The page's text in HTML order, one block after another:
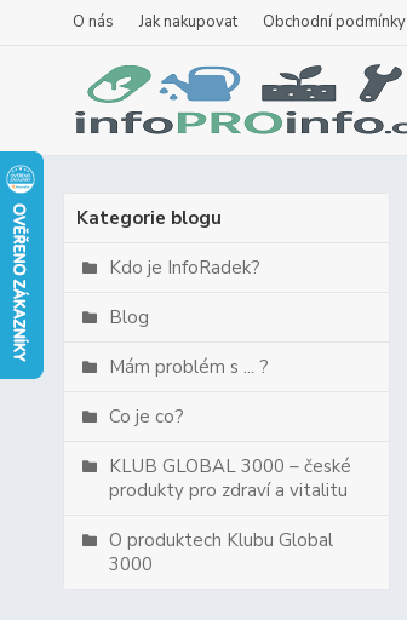
O nás Jak nakupovat Obchodní podmínky
Kategorie blogu
Kdo je InfoRadek?
Blog
Mám problém s ... ?
Co je co?
KLUB GLOBAL 3000 – české
produkty pro zdraví a vitalitu
O produktech Klubu Global
3000